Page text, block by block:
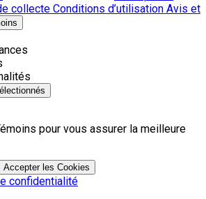
collecte Conditions d’utilisation Avis et
pour vous assurer la meilleure
Accepter les Cookies
confidentialité